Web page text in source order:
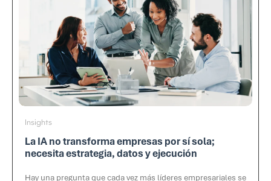
Insights
La IA no transforma empresas por sí sola;
necesita estrategia, datos y ejecución
Hay una pregunta que cada vez más líderes empresariales se